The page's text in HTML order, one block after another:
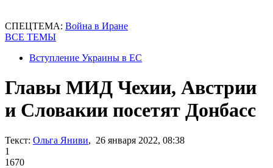
СПЕЦТЕМА: Война в Иране
ВСЕ ТЕМЫ
Вступление Украины в ЕС
Главы МИД Чехии, Австрии
и Словакии посетят Донбасс
Текст: Ольга Яниви, 26 января 2022, 08:38
1
1670